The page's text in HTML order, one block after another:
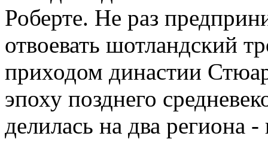
Роберте. Не раз
отвоевать шотландский
приходом династии
эпоху позднего
делилась на два региона